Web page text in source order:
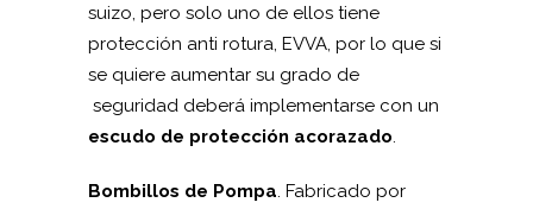
suizo, pero solo uno de ellos tiene
protección anti rotura, EVVA, por lo que si
se quiere aumentar su grado de
seguridad deberá implementarse con un
escudo de protección acorazado.
Bombillos de Pompa. Fabricado por